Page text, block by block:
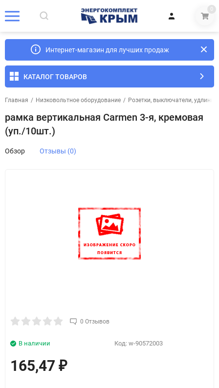
0
Интернет-магазин для лучших продаж
КАТАЛОГ ТОВАРОВ
Главная / Низковольтное оборудование / Розетки, выключатели,
рамка вертикальная Carmen 3-я, кремовая
(уп./10шт.)
Обзор Отзывы (0)
0 Отзывов
Код: w-90572003
В наличии
165,47 ₽